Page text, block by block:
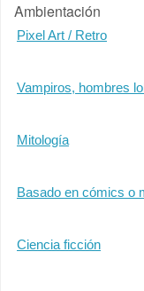
Ambientación
Pixel Art / Retro
Vampiros, hombres
Mitología
Basado en cómics o
Ciencia ficción